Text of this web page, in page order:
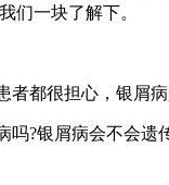
们一块了解下。
者都很担心，银屑
?银屑病会不会遗